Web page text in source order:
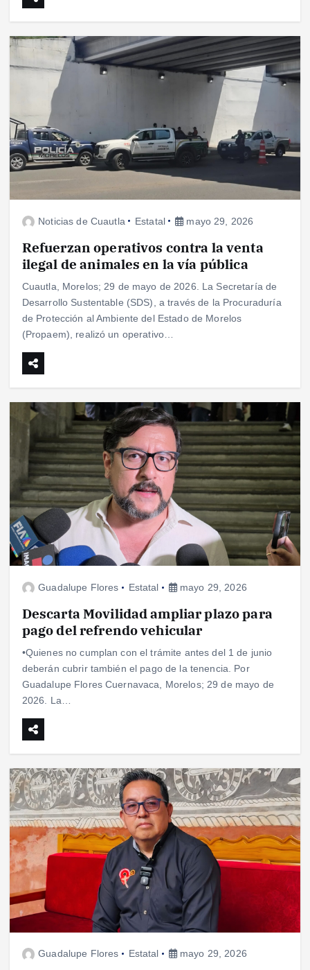
Noticias de Cuautla Estatal mayo 29, 2026
Refuerzan operativos contra la venta
ilegal de animales en la vía pública
Cuautla, Morelos; 29 de mayo de 2026. La Secretaría de
Desarrollo Sustentable (SDS), a través de la Procuraduría
de Protección al Ambiente del Estado de Morelos
(Propaem), realizó un operativo…
Guadalupe Flores Estatal mayo 29, 2026
Descarta Movilidad ampliar plazo para
pago del refrendo vehicular
•Quienes no cumplan con el trámite antes del 1 de junio
deberán cubrir también el pago de la tenencia. Por
Guadalupe Flores Cuernavaca, Morelos; 29 de mayo de
2026. La…
Guadalupe Flores Estatal mayo 29, 2026